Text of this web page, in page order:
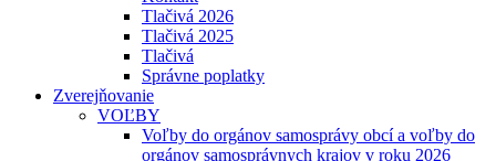
Tlačivá 2026
Tlačivá 2025
Tlačivá
Správne poplatky
Zverejňovanie
VOĽBY
Voľby do orgánov samosprávy obcí a voľby do
orgánov samosprávnych krajov v roku 2026